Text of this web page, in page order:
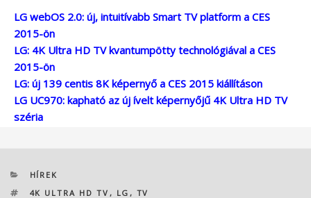
LG webOS 2.0: új, intuitívabb Smart TV platform a CES
2015-ön
LG: 4K Ultra HD TV kvantumpötty technológiával a CES
2015-ön
LG: új 139 centis 8K képernyő a CES 2015 kiállításon
LG UC970: kapható az új ívelt képernyőjű 4K Ultra HD TV
széria
KATEGÓRIÁK
HÍREK
CÍMKÉK
4K ULTRA HD TV , LG , TV